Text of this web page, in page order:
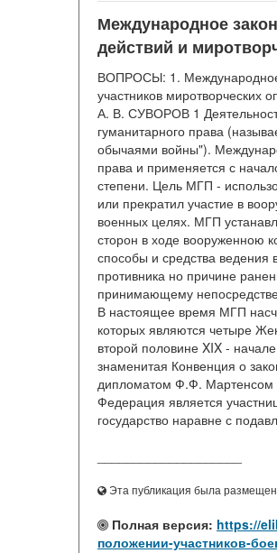
Международное
действий и
ВОПРОСЫ: 1. Международное
участников миротворческих
А. В. СУВОРОВ 1
гуманитарного права
обычаями войны").
права и применяется с
степени. Цель МГП -
или прекратил участие в
военных целях. МГП
сторон в ходе вооруженною
способы и средства
противника но причине
принимающему
В настоящее время МГП
которых являются четыре
второй половине XIX -
знаменитая Конвенция о
дипломатом Ф.Ф. Мартенсом
Федерация является
государство наравне с
Эта публикация была
Полная версия: https://
положении-участников-